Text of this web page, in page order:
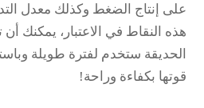
على إنتاج الضغط وكذلك معدل
هذه النقاط في الاعتبار، يمكنك
الحديقة ستخدم لفترة طويلة
قوتها بكفاءة وراحة!